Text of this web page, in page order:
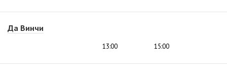
Да Винчи
13:00 15:00